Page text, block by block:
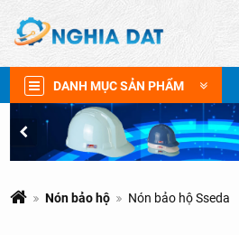
DANH MỤC SẢN PHẨM
Nón bảo hộ Nón bảo hộ Sseda